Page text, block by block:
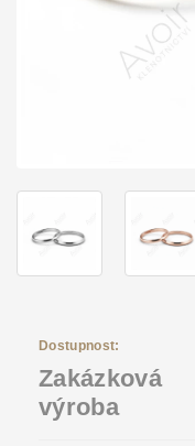
Dostupnost:
Zakázková
výroba